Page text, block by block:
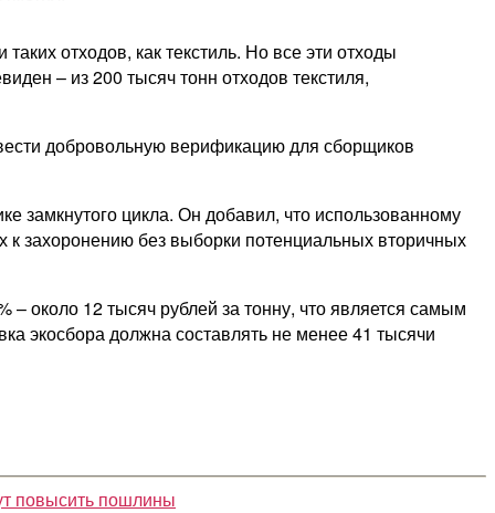
отходов, как текстиль. Но все эти отходы
– из 200 тысяч тонн отходов текстиля,
добровольную верификацию для сборщиков
замкнутого цикла. Он добавил, что использованному
к захоронению без выборки потенциальных вторичных
около 12 тысяч рублей за тонну, что является самым
экосбора должна составлять не менее 41 тысячи
повысить пошлины